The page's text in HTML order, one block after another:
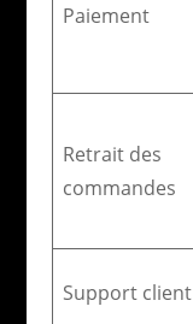
Paiement
Retrait des
commandes
Support client